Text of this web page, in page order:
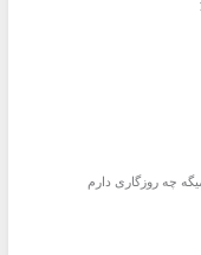
چه روزگاری دارم